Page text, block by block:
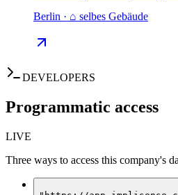
Berlin · ⌂ selbes Gebäude
DEVELOPERS
Programmatic access
LIVE
Three ways to access this company's